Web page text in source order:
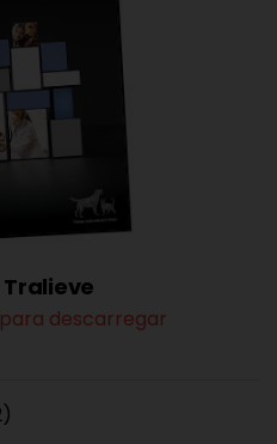
descarregar